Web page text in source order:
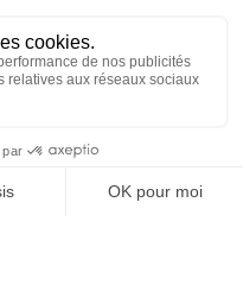
COOKIES
CGV